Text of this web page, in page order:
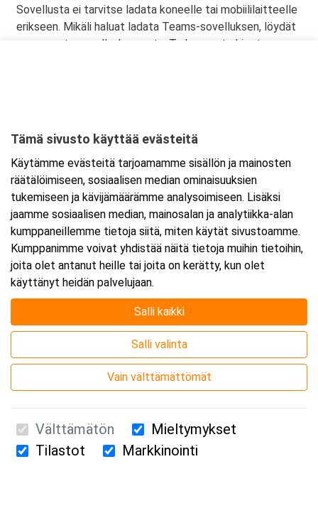
Sovellusta ei tarvitse ladata koneelle tai mobiililaitteelle
erikseen. Mikäli haluat ladata Teams-sovelluksen, löydät
sen omasta sovelluskaupasta. Tarkemmat ohjeet
Ajankohta
Alkaa:24.2.2026 08:30
Päättyy:24.2.2026 15:30
Lisää tapahtuma kalenteriisi
Webinaari
Suomen Ensiapukoulutus Oy / Valimotie 21 / 00380 Helsinki
Tämä sivusto käyttää evästeitä
Käytämme evästeitä tarjoamamme sisällön ja mainosten
räätälöimiseen, sosiaalisen median ominaisuuksien
tukemiseen ja kävijämäärämme analysoimiseen. Lisäksi
jaamme sosiaalisen median, mainosalan ja analytiikka-alan
kumppaneillemme tietoja siitä, miten käytät sivustoamme.
Kumppanimme voivat yhdistää näitä tietoja muihin tietoihin,
joita olet antanut heille tai joita on kerätty, kun olet
käyttänyt heidän palvelujaan.
Salli kaikki
Salli valinta
Vain välttämättömät
Välttämätön
Mieltymykset
Tilastot
Markkinointi